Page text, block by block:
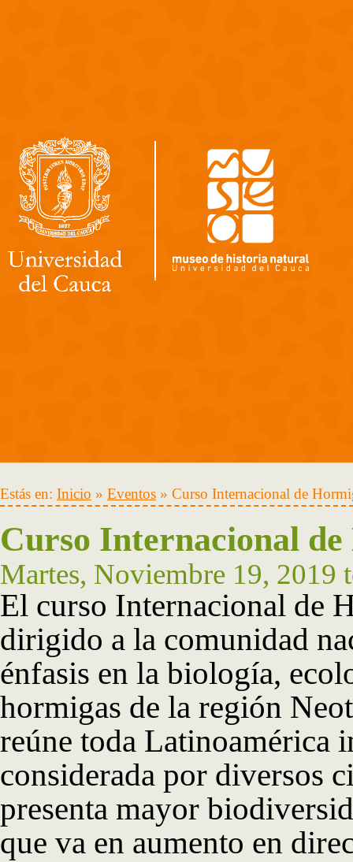
Estás en: Inicio » Eventos » Curso Internacional de
Curso Internacional
Martes, Noviembre 19, 2019
El curso Internacional de
dirigido a la comunidad
énfasis en la biología,
hormigas de la región
reúne toda Latinoamérica
considerada por diversos
presenta mayor
que va en aumento en